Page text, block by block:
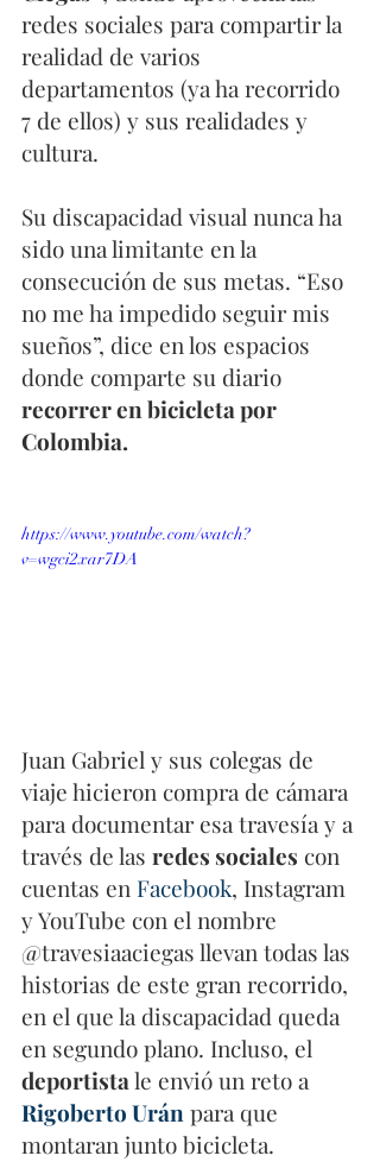
redes sociales para compartir la
realidad de varios
departamentos (ya ha recorrido
7 de ellos) y sus realidades y
cultura.
Su discapacidad visual nunca ha
sido una limitante en la
consecución de sus metas. “Eso
no me ha impedido seguir mis
sueños”, dice en los espacios
donde comparte su diario
recorrer en bicicleta por
Colombia.
https://www.youtube.com/watch?
v=wgci2xar7DA
Juan Gabriel y sus colegas de
viaje hicieron compra de cámara
para documentar esa travesía y a
través de las redes sociales con
cuentas en Facebook, Instagram
y YouTube con el nombre
@travesiaaciegas llevan todas las
historias de este gran recorrido,
en el que la discapacidad queda
en segundo plano. Incluso, el
deportista le envió un reto a
Rigoberto Urán para que
montaran junto bicicleta.